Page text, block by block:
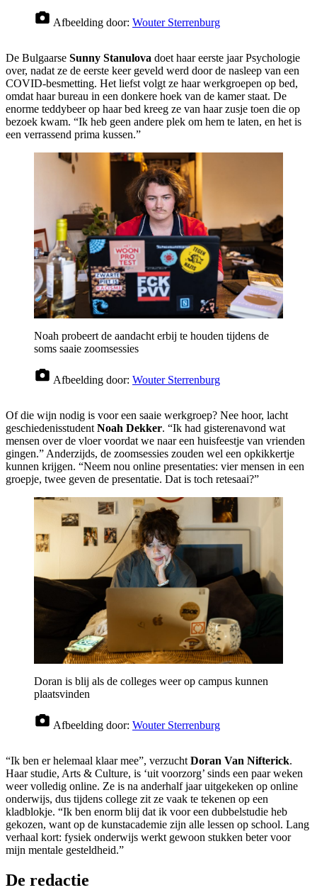
Afbeelding door: Wouter Sterrenburg
De Bulgaarse Sunny Stanulova doet haar eerste jaar Psychologie
over, nadat ze de eerste keer geveld werd door de nasleep van een
COVID-besmetting. Het liefst volgt ze haar werkgroepen op bed,
omdat haar bureau in een donkere hoek van de kamer staat. De
enorme teddybeer op haar bed kreeg ze van haar zusje toen die op
bezoek kwam. “Ik heb geen andere plek om hem te laten, en het is
een verrassend prima kussen.”
Noah probeert de aandacht erbij te houden tijdens de
soms saaie zoomsessies
Afbeelding door: Wouter Sterrenburg
Of die wijn nodig is voor een saaie werkgroep? Nee hoor, lacht
geschiedenisstudentNoah Dekker. “Ik had gisterenavond wat
mensen over de vloer voordat we naar een huisfeestje van vrienden
gingen.” Anderzijds, de zoomsessies zouden wel een opkikkertje
kunnen krijgen. “Neem nou online presentaties: vier mensen in een
groepje, twee geven de presentatie. Dat is toch retesaai?”
Doran is blij als de colleges weer op campus kunnen
plaatsvinden
Afbeelding door: Wouter Sterrenburg
“Ik ben er helemaal klaar mee”, verzucht Doran Van Nifterick.
Haar studie, Arts & Culture, is ‘uit voorzorg’ sinds een paar weken
weer volledig online. Ze is na anderhalf jaar uitgekeken op online
onderwijs, dus tijdens college zit ze vaak te tekenen op een
kladblokje. “Ik ben enorm blij dat ik voor een dubbelstudie heb
gekozen, want op de kunstacademie zijn alle lessen op school. Lang
verhaal kort: fysiek onderwijs werkt gewoon stukken beter voor
mijn mentale gesteldheid.”
De redactie